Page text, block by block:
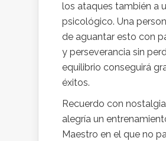
los ataques también a
psicológico. Una
de aguantar esto con
y perseverancia sin
equilibrio conseguirá
éxitos.
Recuerdo con
alegría un
Maestro en el que no